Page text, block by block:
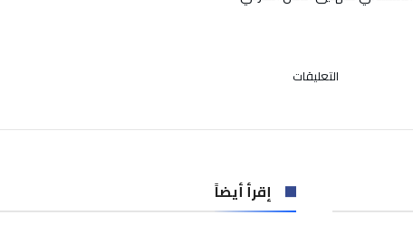
التعليقات
للاعب
مافيا
السطو
إقرأ أيضاً